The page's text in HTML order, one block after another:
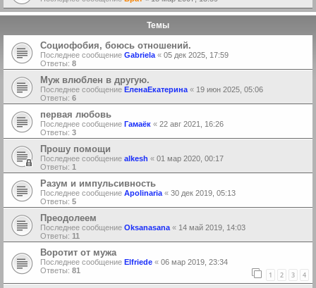
Темы
Социофобия, боюсь отношений.
Последнее сообщение Gabriela « 05 дек 2025, 17:59
Ответы: 8
Муж влюблен в другую.
Последнее сообщение ЕленаЕкатерина « 19 июн 2025, 05:06
Ответы: 6
первая любовь
Последнее сообщение Гамаёк « 22 авг 2021, 16:26
Ответы: 3
Прошу помощи
Последнее сообщение alkesh « 01 мар 2020, 00:17
Ответы: 1
Разум и импульсивность
Последнее сообщение Apolinaria « 30 дек 2019, 05:13
Ответы: 5
Преодолеем
Последнее сообщение Oksanasana « 14 май 2019, 14:03
Ответы: 11
Воротит от мужа
Последнее сообщение Elfriede « 06 мар 2019, 23:34
Ответы: 81 1 2 3 4